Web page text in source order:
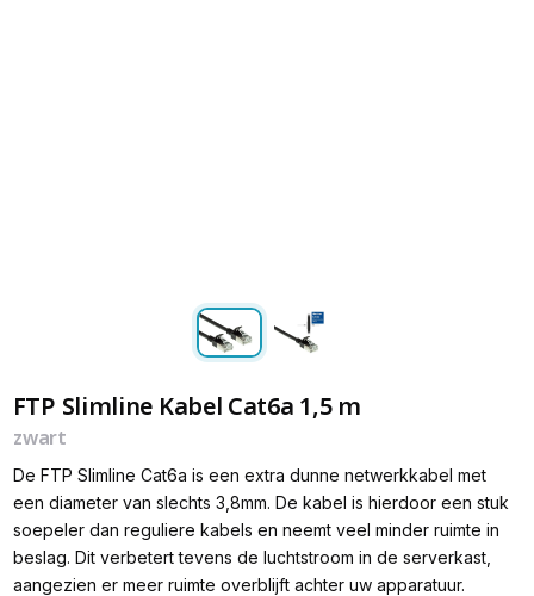
FTP Slimline Kabel Cat6a 1,5 m
zwart
De FTP Slimline Cat6a is een extra dunne netwerkkabel met
een diameter van slechts 3,8mm. De kabel is hierdoor een stuk
soepeler dan reguliere kabels en neemt veel minder ruimte in
beslag. Dit verbetert tevens de luchtstroom in de serverkast,
aangezien er meer ruimte overblijft achter uw apparatuur.